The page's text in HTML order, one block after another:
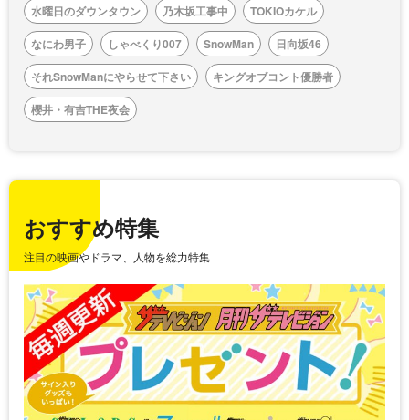
水曜日のダウンタウン 乃木坂工事中
TOKIOカケル
なにわ男子
しゃべくり007 SnowMan
日向坂46
それSnowManにやらせて下さい
キングオブコント優勝者
櫻井・有吉THE夜会
おすすめ特集
注目の映画やドラマ、人物を総力特集